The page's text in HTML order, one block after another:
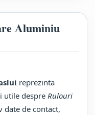
Aluminiu
reprezinta
utile despre Rulouri
date de contact,